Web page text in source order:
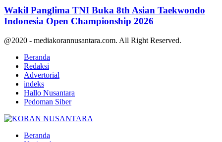
Wakil Panglima TNI Buka 8th Asian Taekwondo
Indonesia Open Championship 2026
@2020 - mediakorannusantara.com. All Right Reserved.
Beranda
Redaksi
Advertorial
indeks
Hallo Nusantara
Pedoman Siber
Beranda